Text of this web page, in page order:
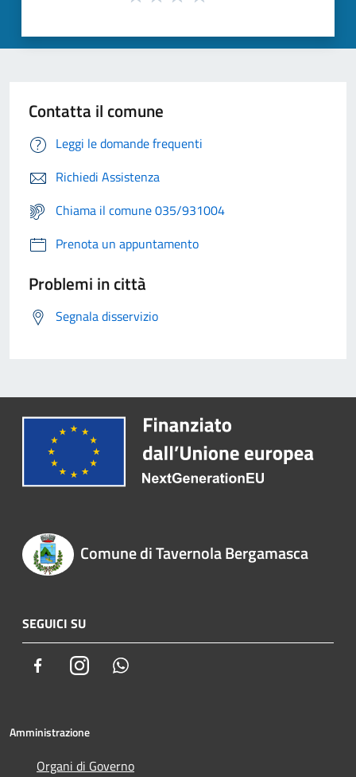
Contatta il comune
Leggi le domande frequenti
Richiedi Assistenza
Chiama il comune 035/931004
Prenota un appuntamento
Problemi in città
Segnala disservizio
Comune di Tavernola Bergamasca
SEGUICI SU
FacebookInstagram
Amministrazione
Organi di Governo